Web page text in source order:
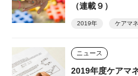
（連載９）
2019年 ケアマ
ニュース
2019年度ケアマ